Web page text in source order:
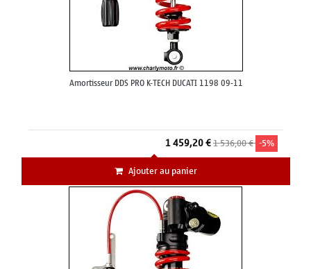
Amortisseur DDS PRO K-TECH DUCATI 1198 09-11
1 459,20 €1 536,00 € -5%
Ajouter au panier